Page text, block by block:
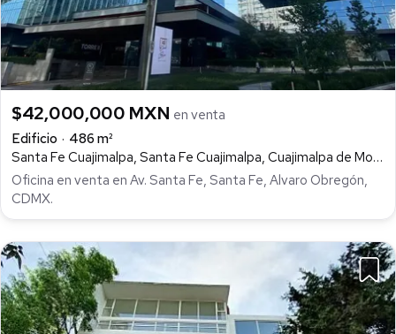
$42,000,000 MXN en venta
Edificio
486 m²
Santa Fe Cuajimalpa, Santa Fe Cuajimalpa, Cuajimalpa de Morelos
Oficina en venta en Av. Santa Fe, Santa Fe, Alvaro Obregón,
CDMX.